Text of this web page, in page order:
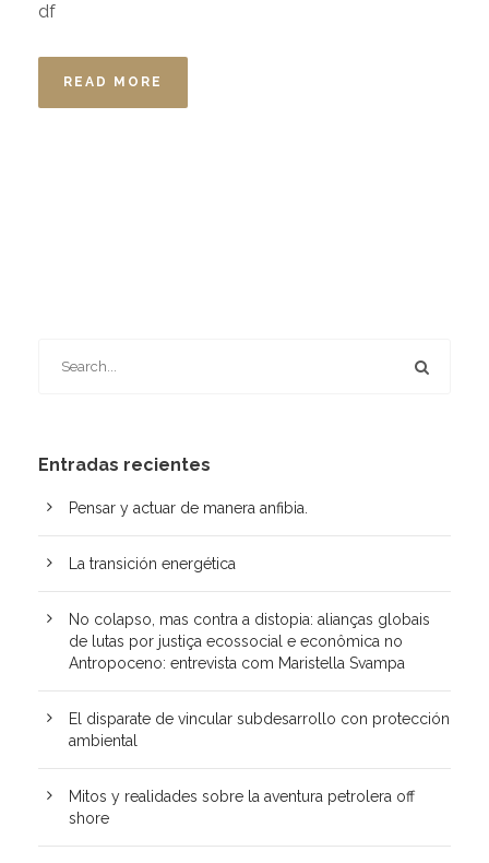
df
READ MORE
Entradas recientes
Pensar y actuar de manera anfibia.
La transición energética
No colapso, mas contra a distopia: alianças globais
de lutas por justiça ecossocial e econômica no
Antropoceno: entrevista com Maristella Svampa
El disparate de vincular subdesarrollo con protección
ambiental
Mitos y realidades sobre la aventura petrolera off
shore